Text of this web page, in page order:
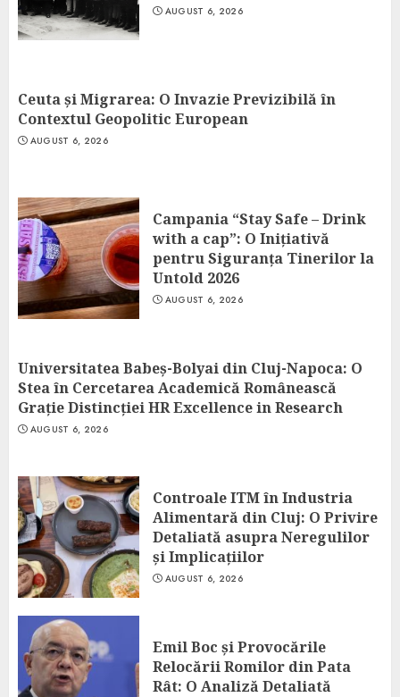
AUGUST 6, 2026
Ceuta și Migrarea: O Invazie Previzibilă în
Contextul Geopolitic European
AUGUST 6, 2026
Campania “Stay Safe – Drink
with a cap”: O Inițiativă
pentru Siguranța Tinerilor la
Untold 2026
AUGUST 6, 2026
Universitatea Babeș-Bolyai din Cluj-Napoca: O
Stea în Cercetarea Academică Românească
Grație Distincției HR Excellence in Research
AUGUST 6, 2026
Controale ITM în Industria
Alimentară din Cluj: O Privire
Detaliată asupra Neregulilor
și Implicațiilor
AUGUST 6, 2026
Emil Boc și Provocările
Relocării Romilor din Pata
Rât: O Analiză Detaliată